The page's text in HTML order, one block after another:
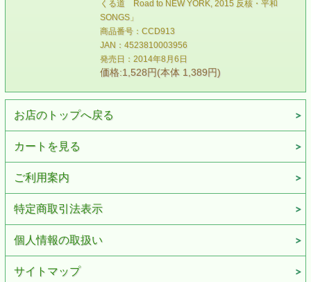
くる道 Road to NEW YORK, 2015 反核・平和
SONGS」
商品番号：CCD913
JAN：4523810003956
発売日：2014年8月6日
価格:1,528円(本体 1,389円)
お店のトップへ戻る
カートを見る
ご利用案内
特定商取引法表示
個人情報の取扱い
サイトマップ